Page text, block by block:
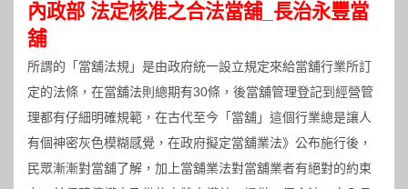
內政部 法定核准之合法當舖_長治永豐當
舖
所謂的「當舖法規」是由政府統一設立規定來給當舖行業所訂
定的法條，在當舖法則總期有30條，後當舖管理登記到經營管
理都有仔細明確規範，在古代至今「當舖」這個行業總是讓人
有個神密灰色模糊感覺，在政府擬定當舖業法》公布施行後，
民眾漸漸對當舖了解，加上當舖業法對當舖業者有絕對的約束